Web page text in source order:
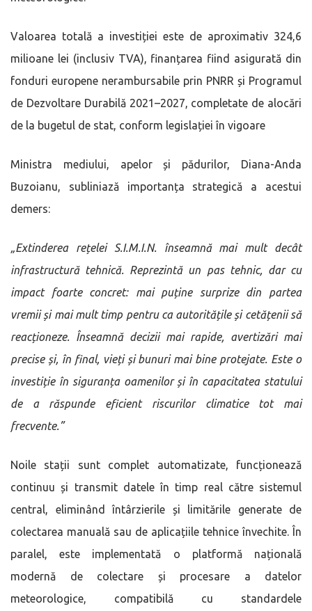
Valoarea totală a investiției este de aproximativ 324,6
milioane lei (inclusiv TVA), finanțarea fiind asigurată din
fonduri europene nerambursabile prin PNRR și Programul
de Dezvoltare Durabilă 2021–2027, completate de alocări
de la bugetul de stat, conform legislației în vigoare
Ministra mediului, apelor și pădurilor, Diana-Anda
Buzoianu, subliniază importanța strategică a acestui
demers:
„Extinderea rețelei S.I.M.I.N. înseamnă mai mult decât
infrastructură tehnică. Reprezintă un pas tehnic, dar cu
impact foarte concret: mai puține surprize din partea
vremii și mai mult timp pentru ca autoritățile și cetățenii să
reacționeze. Înseamnă decizii mai rapide, avertizări mai
precise și, în final, vieți și bunuri mai bine protejate. Este o
investiție în siguranța oamenilor și în capacitatea statului
de a răspunde eficient riscurilor climatice tot mai
frecvente.”
Noile stații sunt complet automatizate, funcționează
continuu și transmit datele în timp real către sistemul
central, eliminând întârzierile și limitările generate de
colectarea manuală sau de aplicațiile tehnice învechite. În
paralel, este implementată o platformă națională
modernă de colectare și procesare a datelor
meteorologice, compatibilă cu standardele